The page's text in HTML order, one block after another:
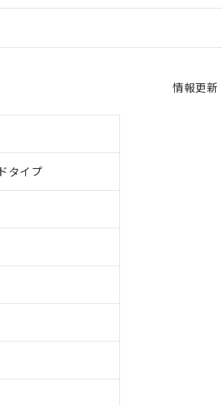
情報更
タイプ